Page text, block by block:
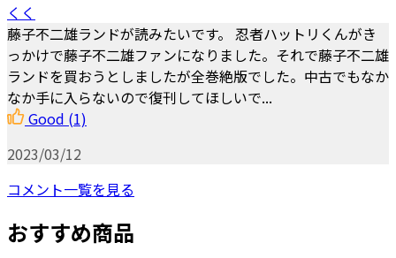
くく
藤子不二雄ランドが読みたいです。 忍者ハットリくんがき
っかけで藤子不二雄ファンになりました。それで藤子不二雄
ランドを買おうとしましたが全巻絶版でした。中古でもなか
なか手に入らないので復刊してほしいで...
Good (1)
2023/03/12
コメント一覧を見る
おすすめ商品